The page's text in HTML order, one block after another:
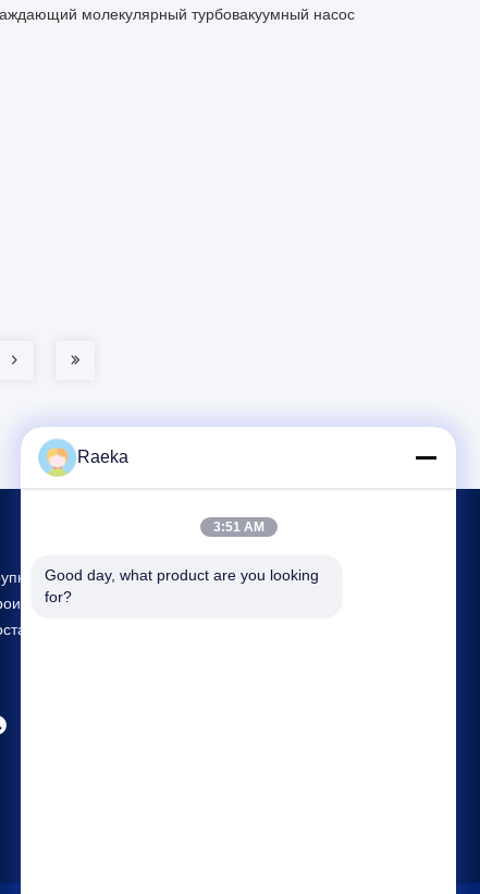
молекулярный турбовакуумный насос
Исследования И Разработки И
Rotary Vane Vacuum Pump
В Китае
Raeka
3:51 AM
Good day, what product are you looking
for?